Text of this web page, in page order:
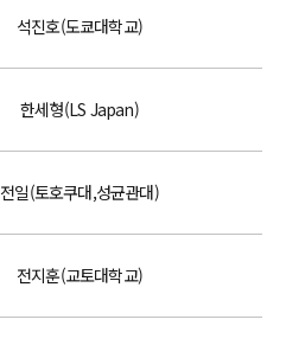
석진호(도쿄대학교)
한세형(LS Japan)
전일(토호쿠대,성균관대)
전지훈(교토대학교)